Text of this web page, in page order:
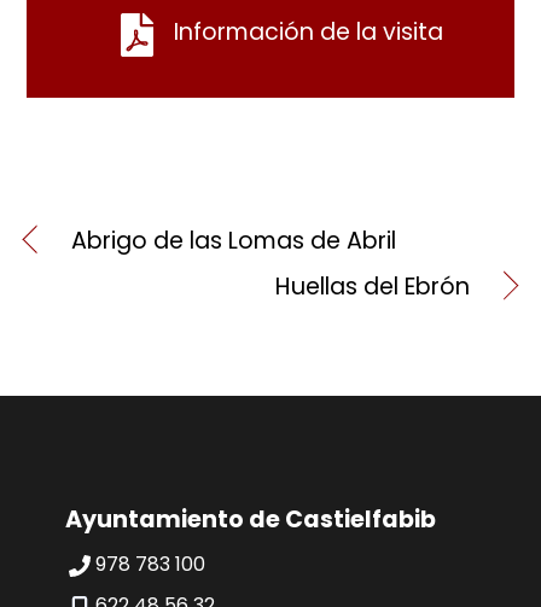
Información de la visita
Abrigo de las Lomas de Abril
Huellas del Ebrón
Ayuntamiento de Castielfabib
978 783 100